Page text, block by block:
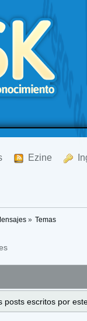
Ezine
» Temas
posts escritos por